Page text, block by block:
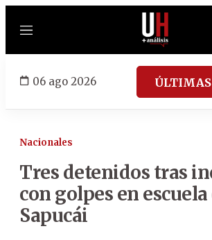
Menú
06 ago 2026
Nacionales
Tres detenidos tras
con golpes en escuela
Sapucái